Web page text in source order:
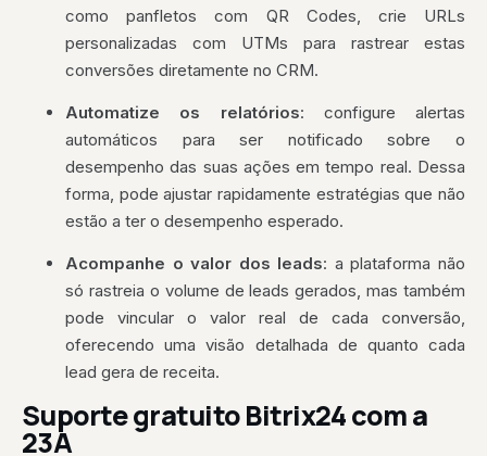
como panfletos com QR Codes, crie URLs
personalizadas com UTMs para rastrear estas
conversões diretamente no CRM.
Automatize os relatórios: configure alertas
automáticos para ser notificado sobre o
desempenho das suas ações em tempo real. Dessa
forma, pode ajustar rapidamente estratégias que não
estão a ter o desempenho esperado.
Acompanhe o valor dos leads: a plataforma não
só rastreia o volume de leads gerados, mas também
pode vincular o valor real de cada conversão,
oferecendo uma visão detalhada de quanto cada
lead gera de receita.
Suporte gratuito Bitrix24 com a
23A